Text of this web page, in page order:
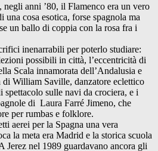
anni ’80, il Flamenco era un vero
una cosa esotica, forse spagnola ma
un ballo di coppia con la rosa fra i
inenarrabili per poterlo studiare:
possibili in città, l’eccentricità di
Scala innamorata dell’Andalusia e
di William Saville, danzatore eclettico
spettacolo sulle navi da crociera, e i
di Laura Farré Jimeno, che
per rumbas e folklore.
aerei per la Spagna una vera
la meta era Madrid e la storica scuola
Jerez nel 1989 guardavano ancora gli